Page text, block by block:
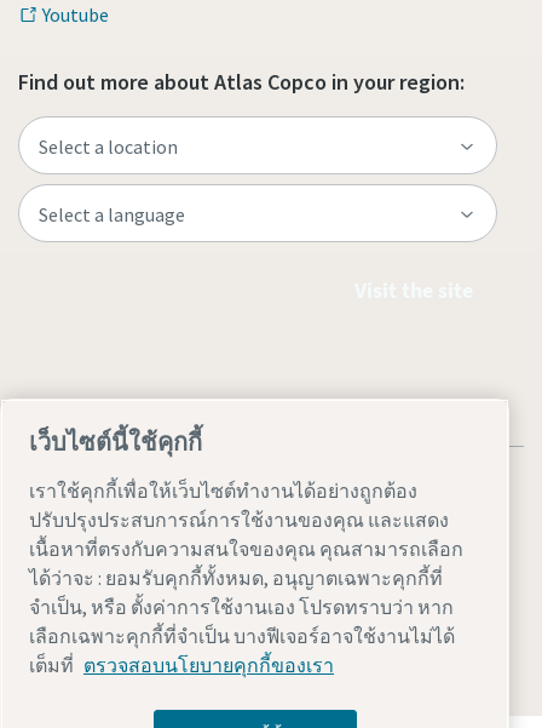
Youtube
Find out more about Atlas Copco in your region:
Legal & Privacy Noticesตั้งค่าการใช้งานเองAccessibility
Sitemap
© 2026 Atlas Copco AB
เว็บไซต์นี้ใช้คุกกี้
เราใช้คุกกี้เพื่อให้เว็บไซต์ทำงานได้อย่างถูกต้อง
ปรับปรุงประสบการณ์การใช้งานของคุณ และแสดง
เนื้อหาที่ตรงกับความสนใจของคุณ คุณสามารถเลือก
ได้ว่าจะ : ยอมรับคุกกี้ทั้งหมด, อนุญาตเฉพาะคุกกี้ที่
จำเป็น, หรือ ตั้งค่าการใช้งานเอง โปรดทราบว่า หาก
เลือกเฉพาะคุกกี้ที่จำเป็น บางฟีเจอร์อาจใช้งานไม่ได้
เต็มที่ ตรวจสอบนโยบายคุกกี้ของเรา